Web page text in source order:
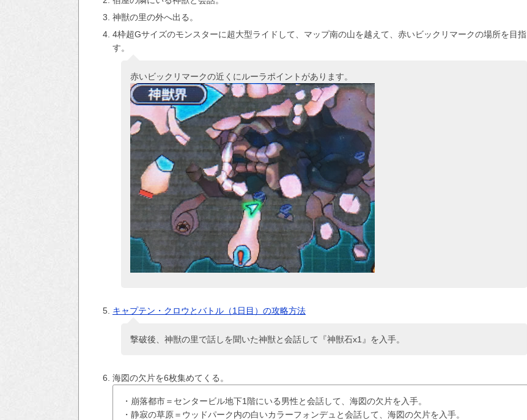
神獣の里の外へ出る。
4枠超Gサイズのモンスターに超大型ライドして、マップ南の山を越えて、赤いビックリマークの場所を目指
す。
赤いビックリマークの近くにルーラポイントがあります。
キャプテン・クロウとバトル（1日目）の攻略方法
撃破後、神獣の里で話しを聞いた神獣と会話して『神獣石x1』を入手。
海図の欠片を6枚集めてくる。
・崩落都市＝センタービル地下1階にいる男性と会話して、海図の欠片を入手。
・静寂の草原＝ウッドパーク内の白いカラーフォンデュと会話して、海図の欠片を入手。